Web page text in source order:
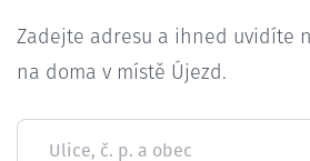
Zadejte adresu a ihned uvidíte
na doma v místě Újezd.
Ulice, č. p. a obec